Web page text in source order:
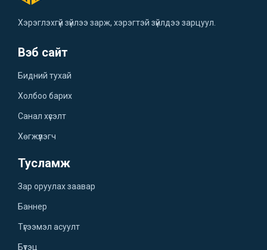
Хэрэглэхгүй зүйлээ зарж, хэрэгтэй зүйлдээ зарцуул.
Вэб сайт
Бидний тухай
Холбоо барих
Санал хүсэлт
Хөгжүүлэгч
Тусламж
Зар оруулах заавар
Баннер
Түгээмэл асуулт
Бүтэц